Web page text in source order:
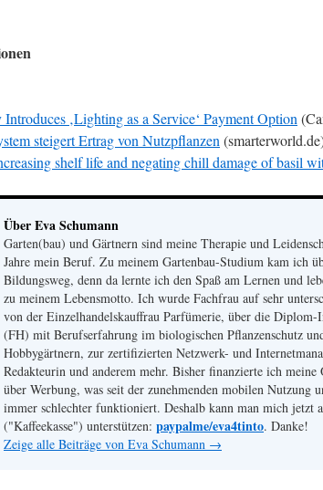
‚Lighting as a Service‘ Payment Option
steigert Ertrag von Nutzpflanzen
shelf life and negating chill damage of basil
Über Eva Schumann
Garten(bau) und Gärtnern sind meine Therapie und
Jahre mein Beruf. Zu meinem Gartenbau-Studium kam ich
Bildungsweg, denn da lernte ich den Spaß am Lernen und
zu meinem Lebensmotto. Ich wurde Fachfrau auf sehr
von der Einzelhandelskauffrau Parfümerie, über die Diplom-
(FH) mit Berufserfahrung im biologischen Pflanzenschutz
Hobbygärtnern, zur zertifizierten Netzwerk- und
Redakteurin und anderem mehr. Bisher finanzierte ich
über Werbung, was seit der zunehmenden mobilen Nutzung
immer schlechter funktioniert. Deshalb kann man mich jetzt
("Kaffeekasse") unterstützen: paypalme/eva4tinto. Danke!
Zeige alle Beiträge von Eva Schumann →